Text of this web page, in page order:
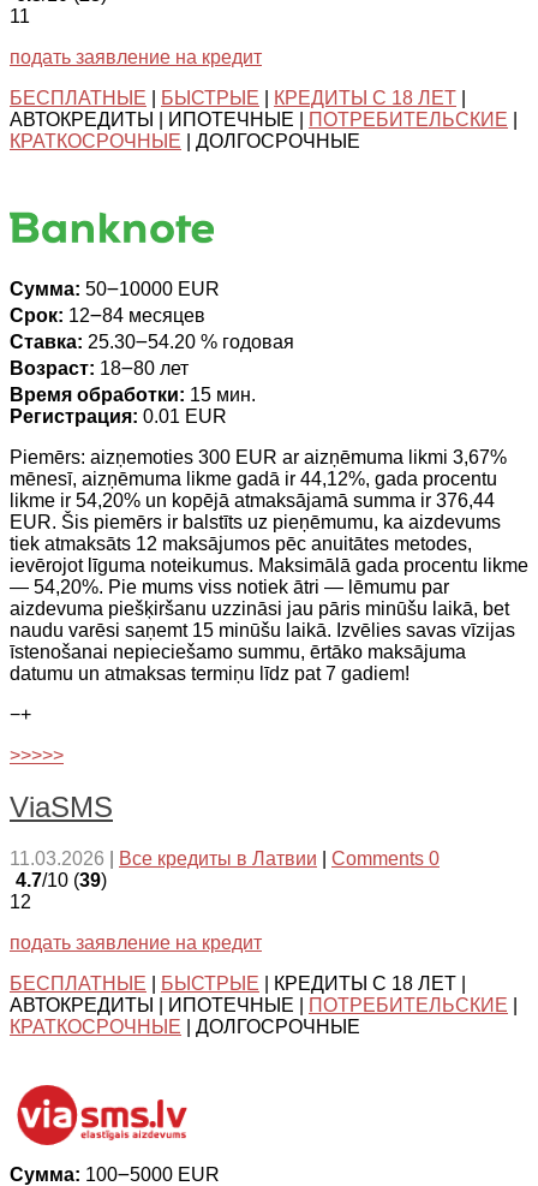
11
подать заявление на кредит
БЕСПЛАТНЫЕ
БЫСТРЫЕ КРЕДИТЫ С 18 ЛЕТ
АВТОКРЕДИТЫ | ИПОТЕЧНЫЕ |
ПОТРЕБИТЕЛЬСКИЕ
КРАТКОСРОЧНЫЕ | ДОЛГОСРОЧНЫЕ
Сумма: 50౼10000 EUR
Срок: 12౼84 месяцев
Ставка: 25.30౼54.20 % годовая
Возраст: 18౼80 лет
Время обработки: 15 мин.
Регистрация: 0.01 EUR
Piemērs: aizņemoties 300 EUR ar aizņēmuma likmi 3,67%
mēnesī, aizņēmuma likme gadā ir 44,12%, gada procentu
likme ir 54,20% un kopējā atmaksājamā summa ir 376,44
EUR. Šis piemērs ir balstīts uz pieņēmumu, ka aizdevums
tiek atmaksāts 12 maksājumos pēc anuitātes metodes,
ievērojot līguma noteikumus. Maksimālā gada procentu likme
— 54,20%. Pie mums viss notiek ātri — lēmumu par
aizdevuma piešķiršanu uzzināsi jau pāris minūšu laikā, bet
naudu varēsi saņemt 15 minūšu laikā. Izvēlies savas vīzijas
īstenošanai nepieciešamo summu, ērtāko maksājuma
datumu un atmaksas termiņu līdz pat 7 gadiem!
−+
>>>>>
ViaSMS
11.03.2026 Все кредиты в Латвии
Comments 0
4.7/10 (39)
12
подать заявление на кредит
БЕСПЛАТНЫЕ
БЫСТРЫЕ | КРЕДИТЫ С 18 ЛЕТ |
АВТОКРЕДИТЫ | ИПОТЕЧНЫЕ |
ПОТРЕБИТЕЛЬСКИЕ
КРАТКОСРОЧНЫЕ | ДОЛГОСРОЧНЫЕ
Сумма: 100౼5000 EUR